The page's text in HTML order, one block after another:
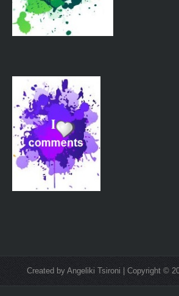
Created by Angeliki Tsironi | Copyright ©